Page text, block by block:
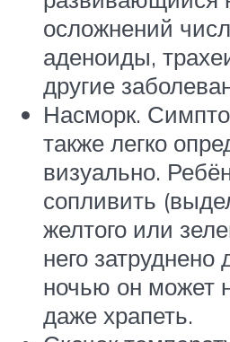
осложнений
аденоиды,
другие
Насморк.
также легко
визуально.
сопливить
желтого или
него затруднено
ночью он может
даже храпеть.